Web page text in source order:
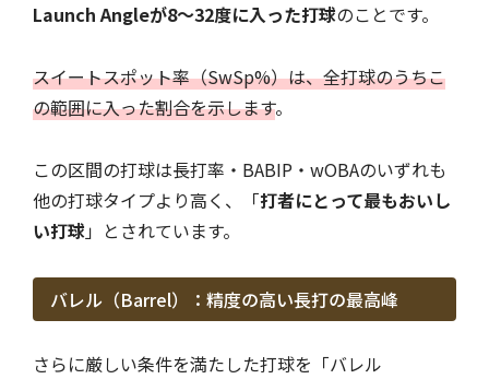
Launch Angleが8〜32度に入った打球のことです。
スイートスポット率（SwSp%）は、全打球のうちこ
の範囲に入った割合を示します。
この区間の打球は長打率・BABIP・wOBAのいずれも
他の打球タイプより高く、「打者にとって最もおいし
い打球 」とされています。
バレル（Barrel）：精度の高い長打の最高峰
さらに厳しい条件を満たした打球を「バレル